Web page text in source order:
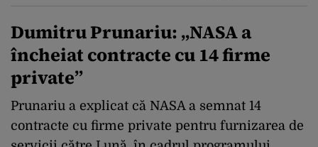
Dumitru Prunariu: „NASA a
încheiat contracte cu 14 firme
private”
Prunariu a explicat că NASA a semnat 14
contracte cu firme private pentru furnizarea de